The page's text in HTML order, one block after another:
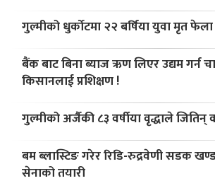
गुल्मीको धुर्काेटमा २२ बर्षिया युवा मृत
बैंक बाट बिना ब्याज ऋण लिएर उद्यम गर्न
किसानलाई प्रशिक्षण !
गुल्मीको अर्जैकी ८३ वर्षीया वृद्धाले जितिन्
बम ब्लास्टिङ गरेर रिडि-रुद्रवेणी सडक
सेनाको तयारी